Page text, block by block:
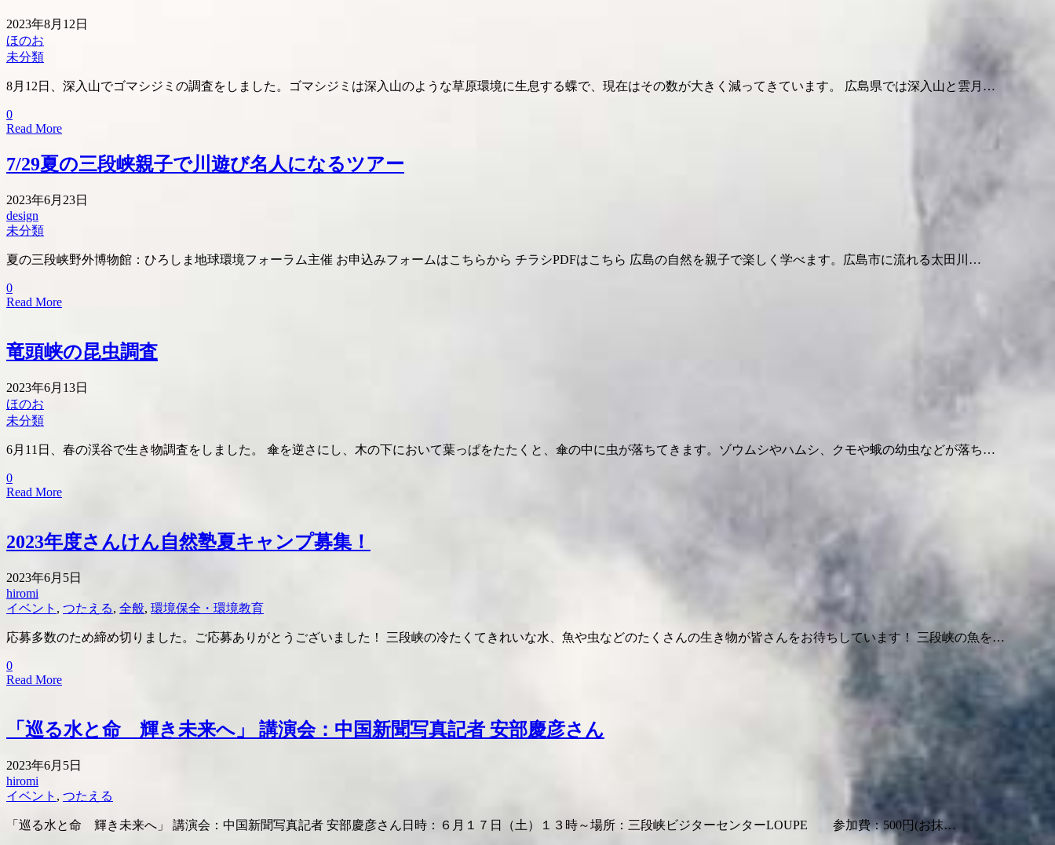
2023年8月12日
ほのお
未分類
8月12日、深入山でゴマシジミの調査をしました。ゴマシジミは深入山のような草原環境に生息する蝶で、現在はその数が大きく減ってきています。 広島県では深入山と雲月…
0
Read More
7/29夏の三段峡親子で川遊び名人になるツアー
2023年6月23日
design
未分類
夏の三段峡野外博物館：ひろしま地球環境フォーラム主催 お申込みフォームはこちらから チラシPDFはこちら 広島の自然を親子で楽しく学べます。広島市に流れる太田川…
0
Read More
竜頭峡の昆虫調査
2023年6月13日
ほのお
未分類
6月11日、春の渓谷で生き物調査をしました。 傘を逆さにし、木の下において葉っぱをたたくと、傘の中に虫が落ちてきます。ゾウムシやハムシ、クモや蛾の幼虫などが落ち…
0
Read More
2023年度さんけん自然塾夏キャンプ募集！
2023年6月5日
hiromi
イベント , つたえる, 全般, 環境保全・環境教育
応募多数のため締め切りました。ご応募ありがとうございました！ 三段峡の冷たくてきれいな水、魚や虫などのたくさんの生き物が皆さんをお待ちしています！ 三段峡の魚を…
0
Read More
「巡る水と命 輝き未来へ」 講演会：中国新聞写真記者 安部慶彦さん
2023年6月5日
hiromi
イベント , つたえる
「巡る水と命 輝き未来へ」 講演会：中国新聞写真記者 安部慶彦さん日時：６月１７日（土）１３時～場所：三段峡ビジターセンターLOUPE 参加費：500円(お抹…